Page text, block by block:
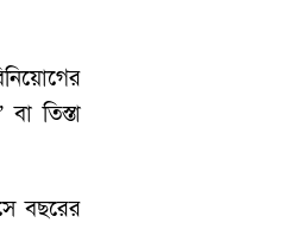
তিস্তা
বছরের